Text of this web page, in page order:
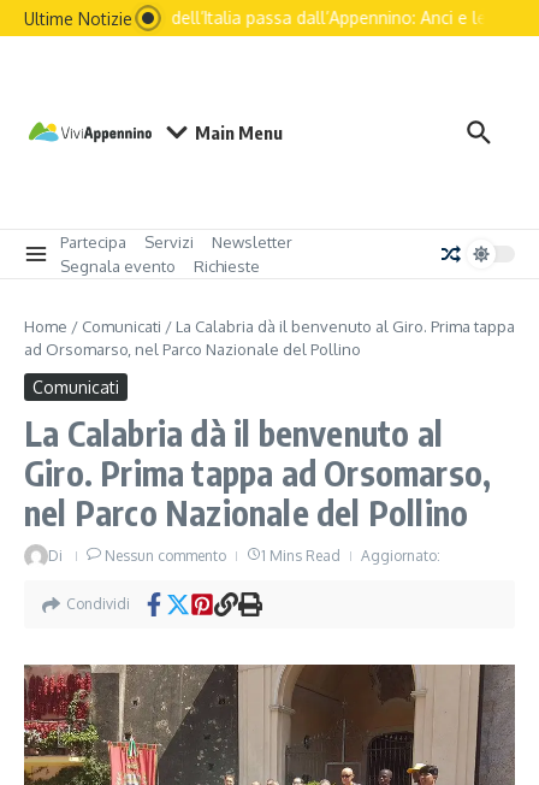
Salta al contenuto
Ultime NotizieIl futuro dell’Italia passa dall’Appennino: Anci e le
Main Menu
Partecipa Servizi
Newsletter
Segnala evento
Richieste
Home / Comunicati / La Calabria dà il benvenuto al Giro. Prima tappa
ad Orsomarso, nel Parco Nazionale del Pollino
Comunicati
La Calabria dà il benvenuto al
Giro. Prima tappa ad Orsomarso,
nel Parco Nazionale del Pollino
Di Nessun commento 1 Mins Read Aggiornato:
Condividi